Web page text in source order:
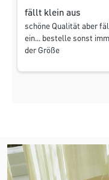
fällt klein aus
schöne Qualität aber
ein... bestelle sonst
der Größe